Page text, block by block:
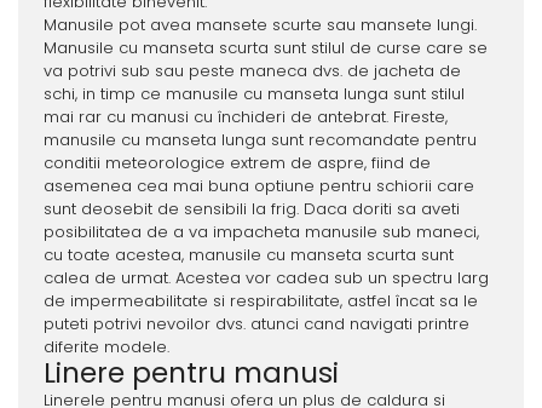
Manusile pot avea mansete scurte sau mansete lungi.
Manusile cu manseta scurta sunt stilul de curse care se
va potrivi sub sau peste maneca dvs. de jacheta de
schi, in timp ce manusile cu manseta lunga sunt stilul
mai rar cu manusi cu închideri de antebrat. Fireste,
manusile cu manseta lunga sunt recomandate pentru
conditii meteorologice extrem de aspre, fiind de
asemenea cea mai buna optiune pentru schiorii care
sunt deosebit de sensibili la frig. Daca doriti sa aveti
posibilitatea de a va impacheta manusile sub maneci,
cu toate acestea, manusile cu manseta scurta sunt
calea de urmat. Acestea vor cadea sub un spectru larg
de impermeabilitate si respirabilitate, astfel încat sa le
puteti potrivi nevoilor dvs. atunci cand navigati printre
diferite modele.
Linere pentru manusi
Linerele pentru manusi ofera un plus de caldura si